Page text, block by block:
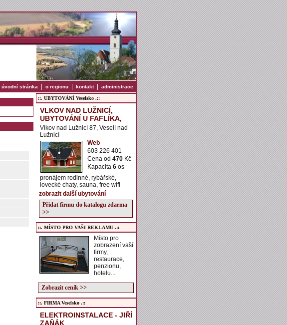
úvodní stránka | o regionu | kontakt| administrace
::. UBYTOVÁNÍ Veselsko .::
VLKOV NAD LUŽNICÍ,
UBYTOVÁNÍ U FAFLÍKA,
Vlkov nad Lužnicí 87, Veselí nad
Lužnicí
Web
603 226 401
Cena od 470 Kč
Kapacita 6 os
pronájem rodinné, rybářské,
lovecké chaty, sauna, free wifi
zobrazit další ubytování
Přidat firmu do katalogu zdarma
>>
::. MÍSTO PRO VAŠI REKLAMU .::
Místo pro
zobrazení vaší
firmy,
restaurace,
penzionu,
hotelu...
Zobrazit ceník >>
::. FIRMA Veselsko .::
ELEKTROINSTALACE - JIŘÍ
ZAŇÁK